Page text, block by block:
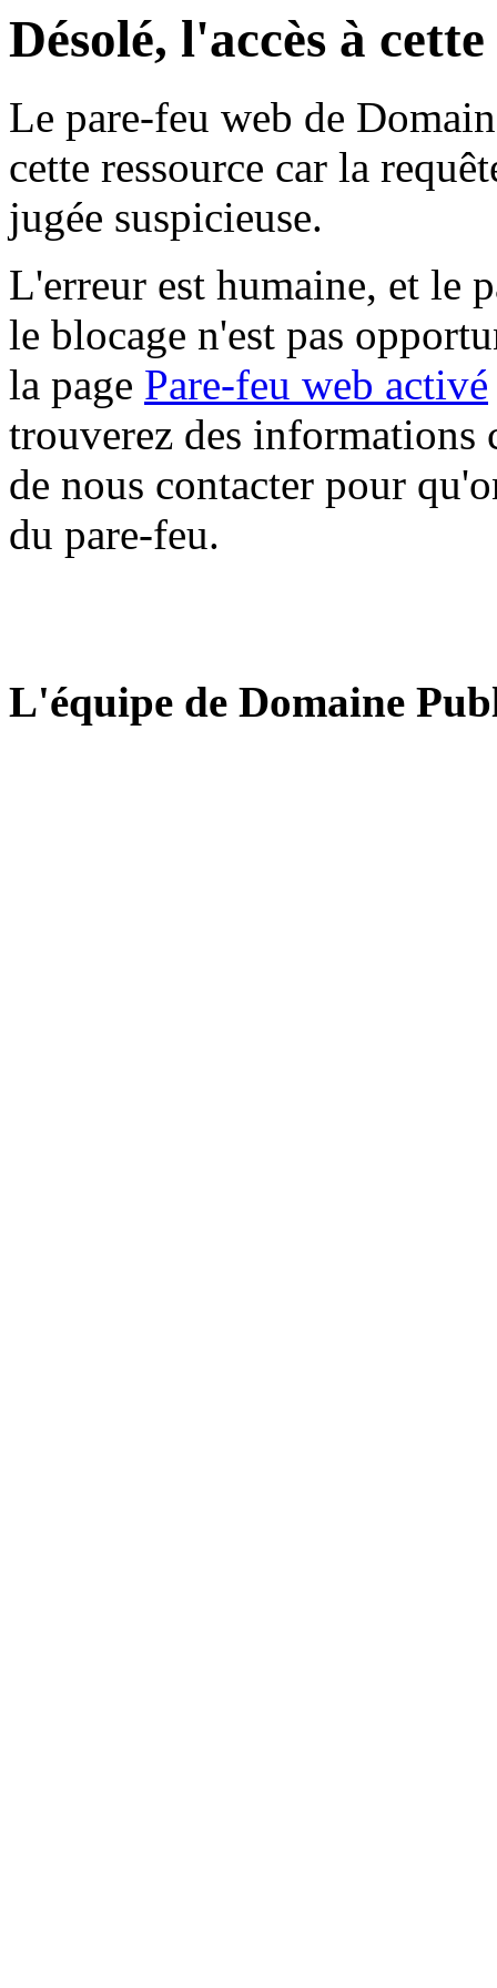
Désolé, l'accès à
Le pare-feu web de
cette ressource car la
jugée suspicieuse.
L'erreur est humaine, et le
le blocage n'est pas
la page Pare-feu web activé
trouverez des informations
de nous contacter pour
du pare-feu.
L'équipe de Domaine